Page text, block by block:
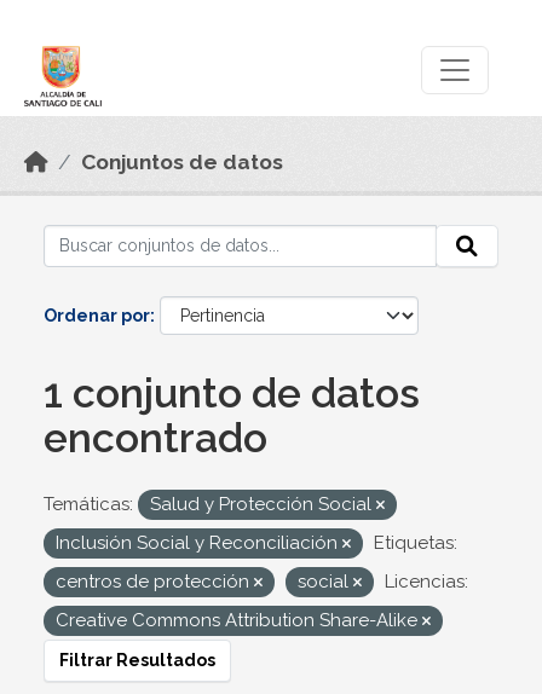
Conjuntos de datos
Ordenar por
1 conjunto de datos
encontrado
Temáticas:
Salud y Protección Social
Inclusión Social y Reconciliación
Etiquetas:
centros de protección
social
Licencias:
Creative Commons Attribution Share-Alike
Filtrar Resultados